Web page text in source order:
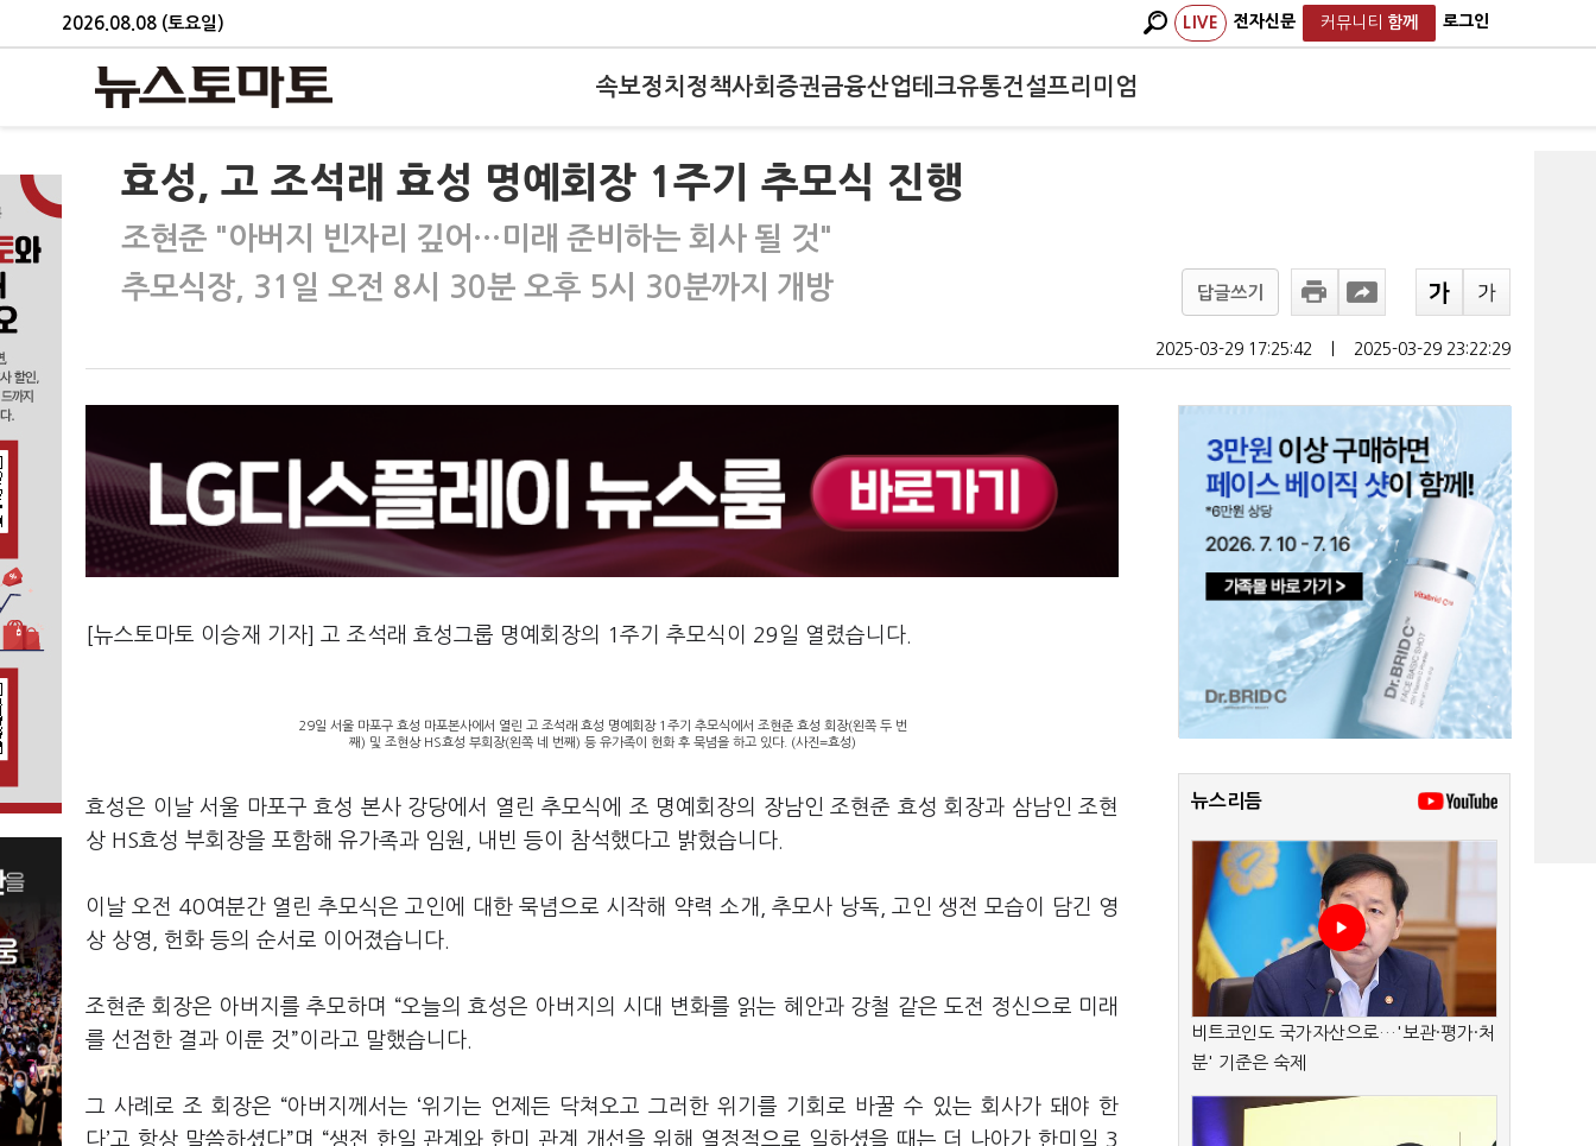
2026.08.08 (토요일) LIVE 전자신문 커뮤니티 함께 로그인
속보정치 정책사회 증권금융산업테크유통건설프리미엄
효성, 고 조석래 효성 명예회장 1주기 추모식 진행
조현준 "아버지 빈자리 깊어…미래 준비하는 회사 될 것"
추모식장, 31일 오전 8시 30분 오후 5시 30분까지 개방
답글쓰기
2025-03-29 17:25:42 2025-03-29 23:22:29
[뉴스토마토 이승재 기자] 고 조석래 효성그룹 명예회장의 1주기 추모식이 29일 열렸습니다.
29일 서울 마포구 효성 마포본사에서 열린 고 조석래 효성 명예회장 1주기 추모식에서 조현준 효성 회장(왼쪽 두 번
째) 및 조현상 HS효성 부회장(왼쪽 네 번째) 등 유가족이 헌화 후 묵념을 하고 있다. (사진=효성)
효성은 이날 서울 마포구 효성 본사 강당에서 열린 추모식에 조 명예회장의 장남인 조현준 효성 회장과 삼남인 조현
상 HS효성 부회장을 포함해 유가족과 임원, 내빈 등이 참석했다고 밝혔습니다.
이날 오전 40여분간 열린 추모식은 고인에 대한 묵념으로 시작해 약력 소개, 추모사 낭독, 고인 생전 모습이 담긴 영
상 상영, 헌화 등의 순서로 이어졌습니다.
조현준 회장은 아버지를 추모하며 “오늘의 효성은 아버지의 시대 변화를 읽는 혜안과 강철 같은 도전 정신으로 미래
를 선점한 결과 이룬 것”이라고 말했습니다.
그 사례로 조 회장은 “아버지께서는 ‘위기는 언제든 닥쳐오고 그러한 위기를 기회로 바꿀 수 있는 회사가 돼야 한
다’고 항상 말씀하셨다”며 “생전 한일 관계와 한미 관계 개선을 위해 열정적으로 일하셨을 때는 더 나아가 한미일 3
뉴스리듬
비트코인도 국가자산으로…'보관·평가·처
분' 기준은 숙제